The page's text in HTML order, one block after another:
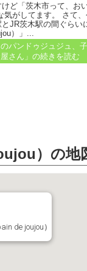
ど「茨木市って、お
気がしてます。 さて
JR茨木駅の間ぐらい
）」...
のパンドゥジュジュ、
さん」 の続きを読む
）の地
de joujou）